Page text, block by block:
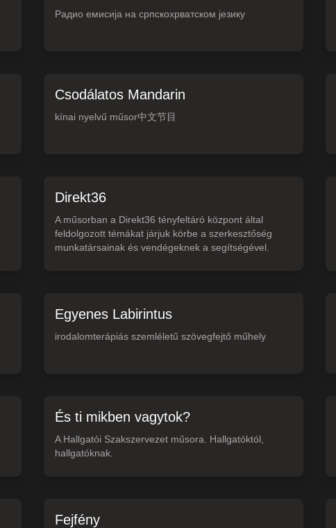
Радио емисија на српскохрватском језику
Csodálatos Mandarin
kínai nyelvű műsor中文节目
Direkt36
A műsorban a Direkt36 tényfeltáró központ által
feldolgozott témákat járjuk körbe a szerkesztőség
munkatársainak és vendégeknek a segítségével.
Egyenes Labirintus
irodalomterápiás szemléletű szövegfejtő műhely
És ti mikben vagytok?
A Hallgatói Szakszervezet műsora. Hallgatóktól,
hallgatóknak.
Fejfény